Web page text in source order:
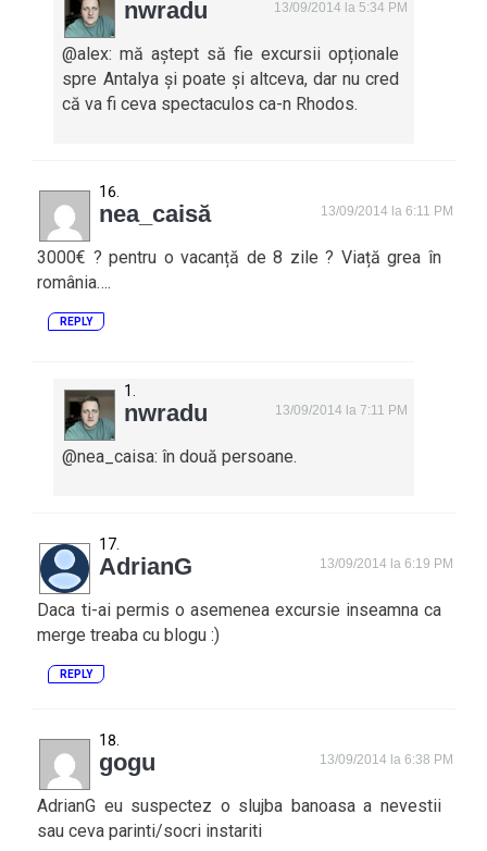
nwradu 13/09/2014 la 5:34 PM
@alex: mă aștept să fie excursii opționale
spre Antalya și poate și altceva, dar nu cred
că va fi ceva spectaculos ca-n Rhodos.
nea_caisă 13/09/2014 la 6:11 PM
3000€ ? pentru o vacanță de 8 zile ? Viață grea în
românia….
REPLY
nwradu 13/09/2014 la 7:11 PM
@nea_caisa: în două persoane.
AdrianG 13/09/2014 la 6:19 PM
Daca ti-ai permis o asemenea excursie inseamna ca
merge treaba cu blogu :)
REPLY
gogu 13/09/2014 la 6:38 PM
AdrianG eu suspectez o slujba banoasa a nevestii
sau ceva parinti/socri instariti